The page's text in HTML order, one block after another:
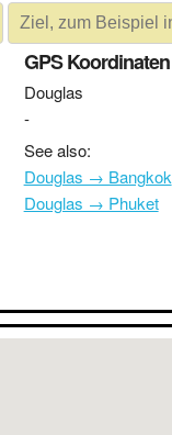
GPS Koordinaten
Douglas
-
See also:
Douglas → Bangkok
Douglas → Phuket